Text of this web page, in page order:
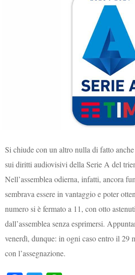
Si chiude con un altro nulla di fatto
sui diritti audiovisivi della Serie A del
Nell’assemblea odierna, infatti, ancora
sembrava essere in vantaggio e poter
numero si è fermato a 11, con otto
dall’assemblea senza esprimersi.
venerdì, dunque: in ogni caso entro il 29
con l’assegnazione.